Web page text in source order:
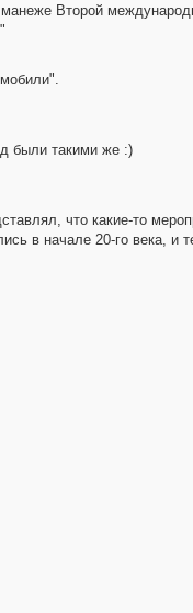
Второй
были такими же :)
что какие-то
в начале 20-го века, и